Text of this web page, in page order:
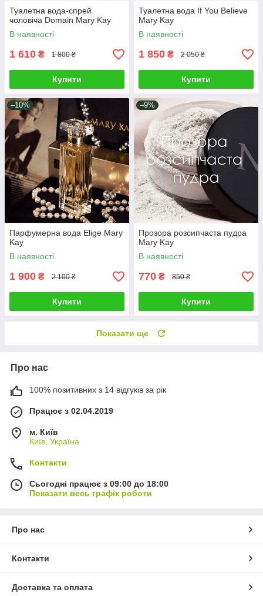
Туалетна вода-спрей
чоловіча Domain Mary Kay
В наявності
1 610 ₴ 1 800 ₴
Купити
Туалетна вода If You Believe
Mary Kay
В наявності
1 850 ₴ 2 050 ₴
Купити
–10%
Парфумерна вода Elige Mary
Kay
В наявності
1 900 ₴ 2 100 ₴
Купити
–9%
Прозора розсипчаста пудра
Mary Kay
В наявності
770 ₴ 850 ₴
Купити
Показати ще
Про нас
100% позитивних з 14 відгуків за рік
Працює з 02.04.2019
м. Київ
Київ, Україна
Контакти
Сьогодні працює з 09:00 до 18:00
Показати весь графік роботи
Про нас
Контакти
Доставка та оплата